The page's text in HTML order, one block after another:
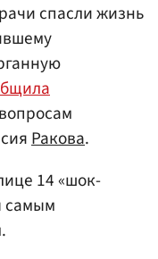
спасли жизнь
Ракова.
14 «шок-
самым